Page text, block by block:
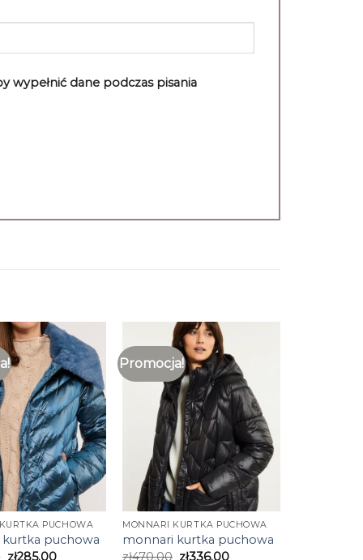
wypełnić dane podczas pisania
PUCHOWA
puchowa
zł285.00
Promocja!
MONNARI KURTKA PUCHOWA
monnari kurtka puchowa
zł470.00 zł336.00